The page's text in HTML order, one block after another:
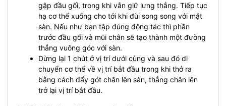
gập đầu gối, trong khi vẫn giữ lưng thẳng. Tiếp tục
hạ cơ thể xuống cho tới khi đùi song song với mặt
sàn. Nếu như bạn tập đúng động tác thì phần
trước đầu gối và mũi chân sẽ tạo thành một đường
thẳng vuông góc với sàn.
Dừng lại 1 chút ở vị trí dưới cùng và sau đó di
chuyển cơ thể về vị trí bắt đầu trong khi thở ra
bằng cách đẩy gót chân lên sàn, thẳng chân lên
trở lại vị trí bắt đầu.